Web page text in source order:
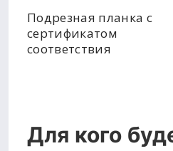
Подрезная планка с
сертификатом
соответствия
Для кого